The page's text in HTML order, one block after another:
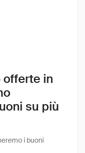
offerte in
su più
i buoni